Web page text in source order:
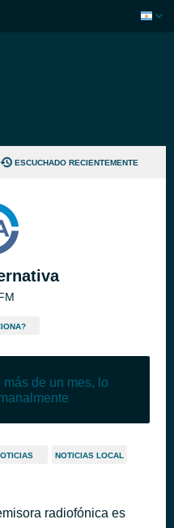
ESCUCHADO RECIENTEMENTE
de un mes, lo
NOTICIAS LOCAL
radiofónica es